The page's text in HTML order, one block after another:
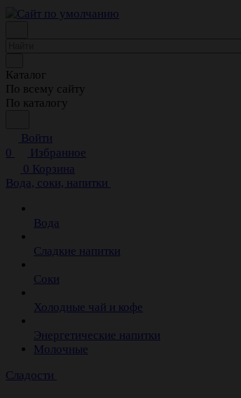
Каталог
По всему сайту
По каталогу
Войти
0
Избранное
0 Корзина
Вода, соки, напитки
Вода
Сладкие напитки
Соки
Холодные чай и кофе
Энергетические напитки
Молочные
Сладости